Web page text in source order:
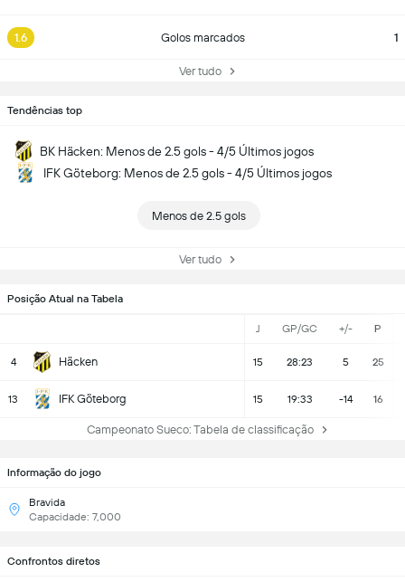
1.6 Golos marcados 1
Ver tudo
Tendências top
BK Häcken: Menos de 2.5 gols - 4/5 Últimos jogos
IFK Göteborg: Menos de 2.5 gols - 4/5 Últimos jogos
Menos de 2.5 gols
Ver tudo
Posição Atual na Tabela
J GP/GC +/- P
4 Häcken 15 28:23 5 25
13 IFK Göteborg 15 19:33 -14 16
Campeonato Sueco: Tabela de classificação
Informação do jogo
Bravida
Capacidade: 7,000
Confrontos diretos